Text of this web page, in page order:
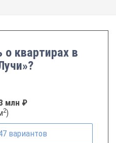
о квартирах в
млн ₽
2)
вариантов